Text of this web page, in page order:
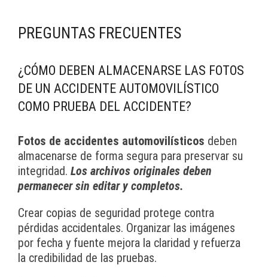
PREGUNTAS FRECUENTES
¿CÓMO DEBEN ALMACENARSE LAS FOTOS
DE UN ACCIDENTE AUTOMOVILÍSTICO
COMO PRUEBA DEL ACCIDENTE?
Fotos de accidentes automovilísticos deben
almacenarse de forma segura para preservar su
integridad. Los archivos originales deben
permanecer sin editar y completos.
Crear copias de seguridad protege contra
pérdidas accidentales. Organizar las imágenes
por fecha y fuente mejora la claridad y refuerza
la credibilidad de las pruebas.